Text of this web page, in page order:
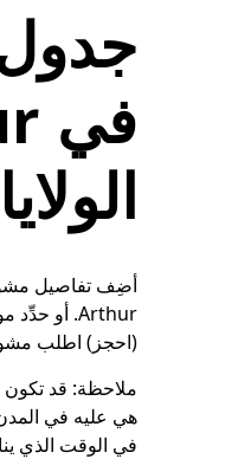
(احجز) اطلب
ملاحظة:
هي عليه في
في الوقت الذي